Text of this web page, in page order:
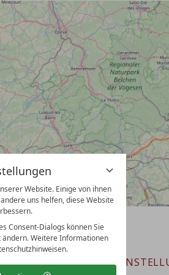
Website. Einige von ihnen
uns helfen, diese Website
Consent-Dialogs können Sie
Weitere Informationen